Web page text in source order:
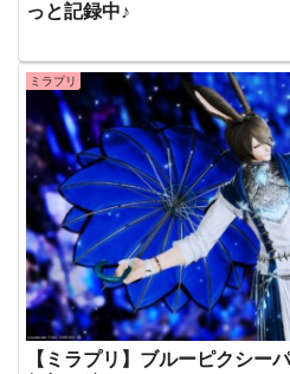
っと記録中♪
ミラプリ
【ミラプリ】ブルーピクシー